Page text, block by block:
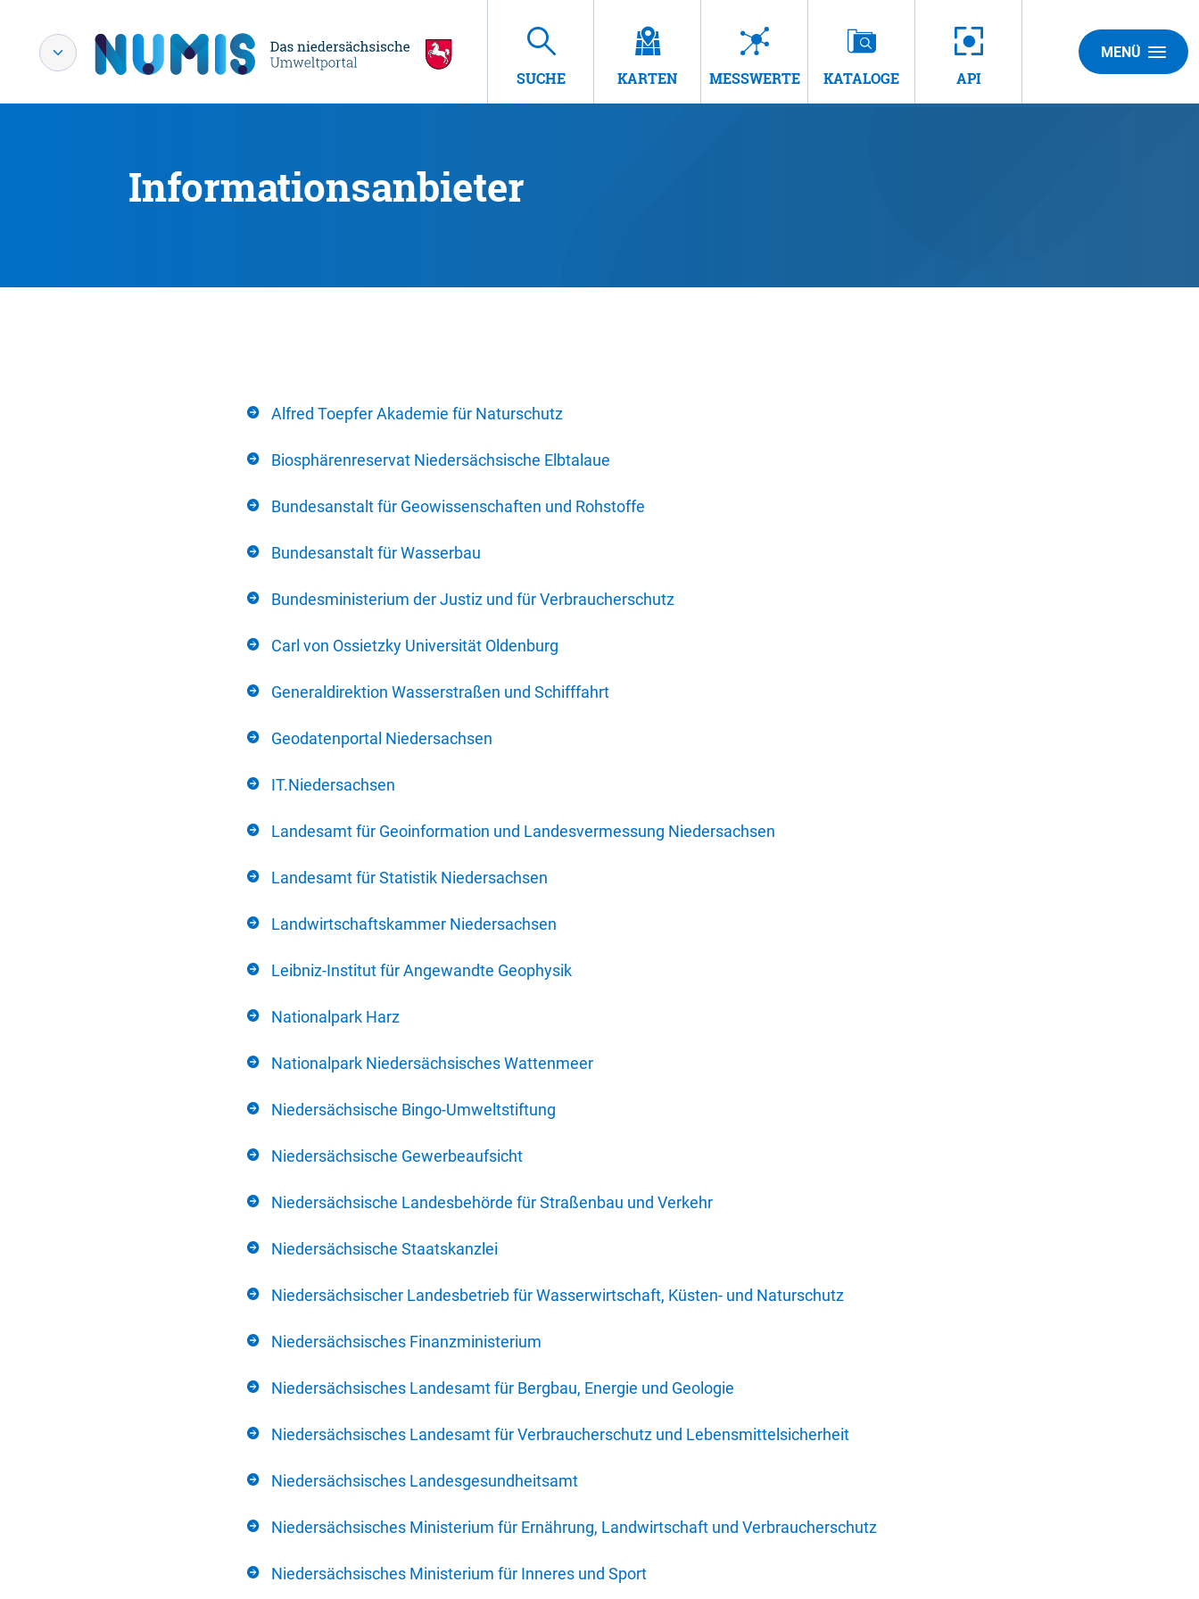
SUCHE KARTEN MESSWERTE KATALOGE API
MENÜ
Informationsanbieter
Alfred Toepfer Akademie für Naturschutz
Biosphärenreservat Niedersächsische Elbtalaue
Bundesanstalt für Geowissenschaften und Rohstoffe
Bundesanstalt für Wasserbau
Bundesministerium der Justiz und für Verbraucherschutz
Carl von Ossietzky Universität Oldenburg
Generaldirektion Wasserstraßen und Schifffahrt
Geodatenportal Niedersachsen
IT.Niedersachsen
Landesamt für Geoinformation und Landesvermessung Niedersachsen
Landesamt für Statistik Niedersachsen
Landwirtschaftskammer Niedersachsen
Leibniz-Institut für Angewandte Geophysik
Nationalpark Harz
Nationalpark Niedersächsisches Wattenmeer
Niedersächsische Bingo-Umweltstiftung
Niedersächsische Gewerbeaufsicht
Niedersächsische Landesbehörde für Straßenbau und Verkehr
Niedersächsische Staatskanzlei
Niedersächsischer Landesbetrieb für Wasserwirtschaft, Küsten- und Naturschutz
Niedersächsisches Finanzministerium
Niedersächsisches Landesamt für Bergbau, Energie und Geologie
Niedersächsisches Landesamt für Verbraucherschutz und Lebensmittelsicherheit
Niedersächsisches Landesgesundheitsamt
Niedersächsisches Ministerium für Ernährung, Landwirtschaft und Verbraucherschutz
Niedersächsisches Ministerium für Inneres und Sport